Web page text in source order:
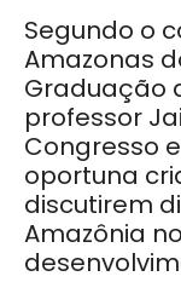
Segundo o
Amazonas
Graduação
professor
Congresso
oportuna
discutirem
Amazônia